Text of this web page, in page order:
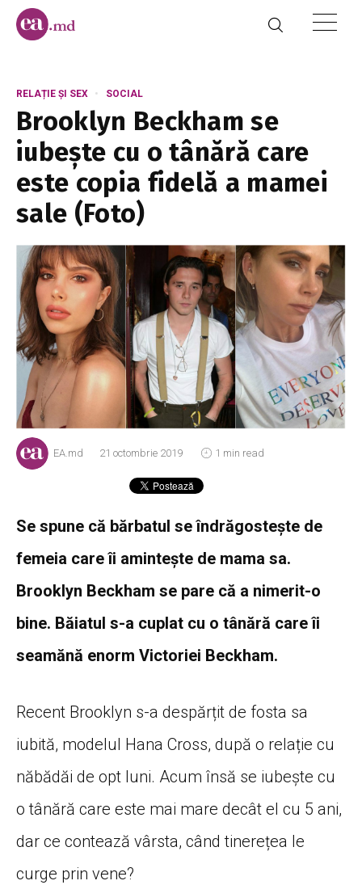
RELAȚIE ȘI SEX SOCIAL
Brooklyn Beckham se
iubește cu o tânără care
este copia fidelă a mamei
sale (Foto)
EA.md 21 octombrie 2019 1 min read
Se spune că bărbatul se îndrăgostește de
femeia care îi amintește de mama sa.
Brooklyn Beckham se pare că a nimerit-o
bine. Băiatul s-a cuplat cu o tânără care îi
seamănă enorm Victoriei Beckham.
Recent Brooklyn s-a despărțit de fosta sa
iubită, modelul Hana Cross, după o relație cu
năbădăi de opt luni. Acum însă se iubește cu
o tânără care este mai mare decât el cu 5 ani,
dar ce contează vârsta, când tinerețea le
curge prin vene?